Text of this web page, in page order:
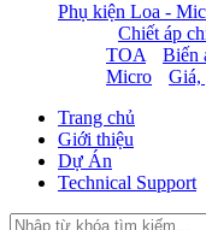
Phụ kiện Loa -
Chiết áp
TOA
Biến
Micro
Giá,
Trang chủ
Giới thiệu
Dự Án
Technical Support